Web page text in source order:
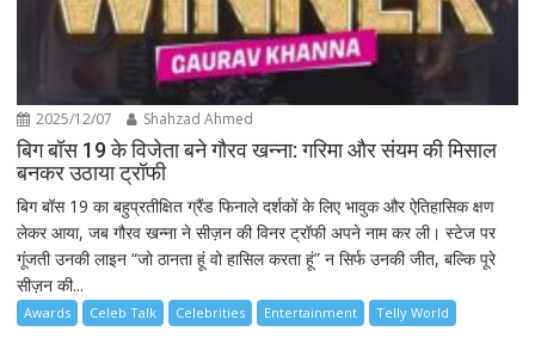
2025/12/07 Shahzad Ahmed
बिग बॉस 19 के विजेता बने गौरव खन्ना: गरिमा और संयम की मिसाल
बनकर उठाया ट्रॉफी
बिग बॉस 19 का बहुप्रतीक्षित ग्रैंड फिनाले दर्शकों के लिए भावुक और ऐतिहासिक क्षण
लेकर आया, जब गौरव खन्ना ने सीज़न की विनर ट्रॉफी अपने नाम कर ली। स्टेज पर
गूंजती उनकी लाइन “जो ठानता हूं वो हासिल करता हूं” न सिर्फ उनकी जीत, बल्कि पूरे
सीज़न की...
Awards Celeb Talk Celebrities Entertainment Telly World